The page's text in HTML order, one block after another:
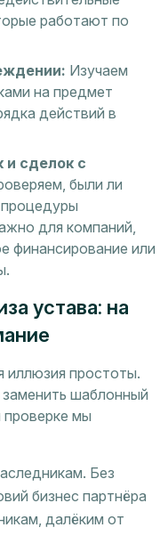
работают по
Изучаем
на предмет
действий в
и сделок с
были ли
для компаний,
финансирование или
устава: на
иллюзия простоты.
шаблонный
проверке мы
Без
бизнес партнёра
далёким от